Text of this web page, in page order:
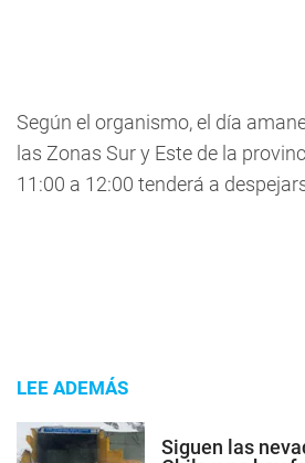
Según el organismo, el día
las Zonas Sur y Este de la
11:00 a 12:00 tenderá a
LEE ADEMÁS
Siguen las